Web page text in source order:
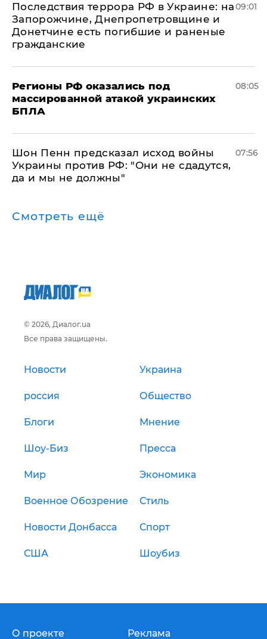
Последствия террора РФ в Украине: на
Запорожчине, Днепропетровщине и
Донетчине есть погибшие и раненые
гражданские
09:01
Регионы РФ оказались под
массированной атакой украинских
БПЛА
08:05
Шон Пенн предсказал исход войны
Украины против РФ: "Они не сдадутся,
да и мы не должны"
07:56
Смотреть ещё
© 2026, Диалог.ua
Все права защищены.
Новости Украина
россия Общество
Блоги Мнение
Шоу-Биз Пресса
Мир Экономика
Военное Обозрение Стиль
Новости Донбасса Спорт
США Шоубиз
О проекте Реклама